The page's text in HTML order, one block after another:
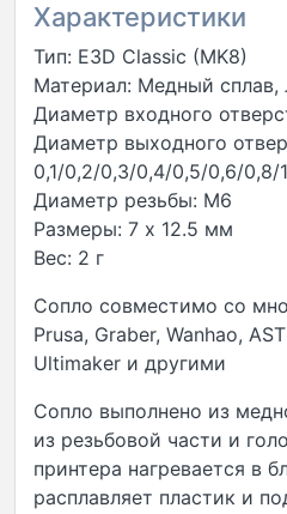
Характеристики
Тип: E3D Classic (MK8)
Материал: Медный сплав,
Диаметр входного
Диаметр выходного
0,1/0,2/0,3/0,4/0,5/0,6/0,8/
Диаметр резьбы: М6
Размеры: 7 х 12.5 мм
Вес: 2 г
Сопло совместимо со
Prusa, Graber, Wanhao,
Ultimaker и другими
Сопло выполнено из
из резьбовой части и
принтера нагревается в
расплавляет пластик и